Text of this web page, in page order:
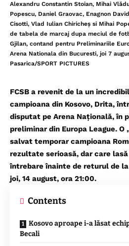
Alexandru Constantin Stoian, Mihai
Popescu, Daniel Graovac, Enagnon
Cisotti, Vlad Iulian Chiricheș si Mihai
de tabela de marcaj dupa meciul de
Gjilan, contand pentru Preliminariile
Arena Nationala din Bucuresti, joi 7
Pasarica/SPORT PICTURES
FCSB a revenit de la un
campioana din Kosovo, Drita,
disputat pe Arena Națională, în
preliminar din Europa League. O
salvat temporar campioana
rezultate serioasă, dar care
întrebare înainte de returul de
joi, 14 august, ora 21:00.
Contents
Kosovo aproape i-a lăsat
Becali